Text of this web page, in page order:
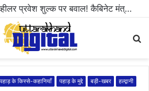
नैनीताल में टू-व्हीलर प्रवेश शुल्क पर बवाल! कैबिनेट मंत्री राम सिंह कैड़ा ने रुकवाई वसूली..
पहाड़ के किस्से-कहानियाँ पहाड़ के मुद्दे बड़ी-खबर हल्द्वानी